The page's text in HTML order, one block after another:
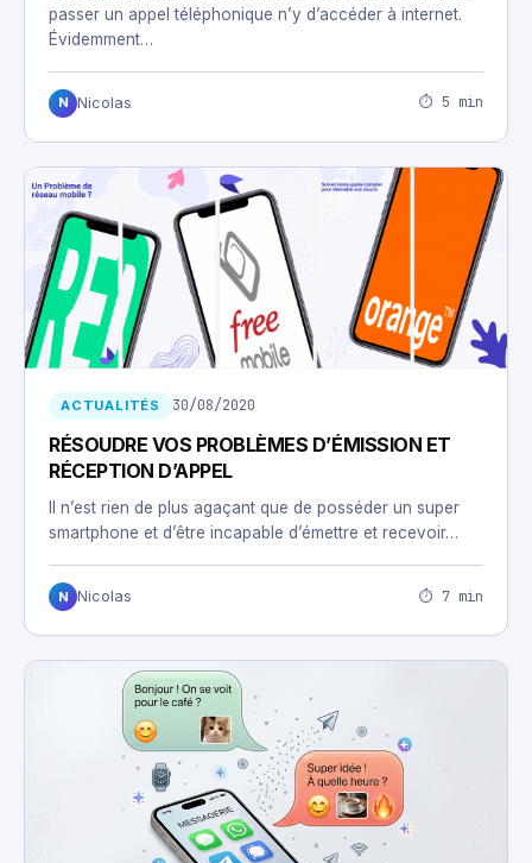
passer un appel téléphonique n’y d’accéder à internet.
Évidemment…
N Nicolas ⏱ 5 min
ACTUALITÉS 30/08/2020
RÉSOUDRE VOS PROBLÈMES D’ÉMISSION ET
RÉCEPTION D’APPEL
Il n’est rien de plus agaçant que de posséder un super
smartphone et d’être incapable d’émettre et recevoir…
N Nicolas ⏱ 7 min